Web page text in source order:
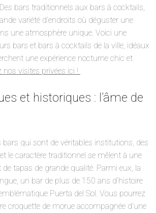
bars traditionnels aux bars à cocktails,
variété d’endroits où déguster une
une atmosphère unique. Voici une
bars et bars à cocktails de la ville, idéaux
une expérience nocturne chic et
nos visites privées ici !
et historiques : l’âme de
qui sont de véritables institutions, des
le caractère traditionnel se mêlent à une
tapas de grande qualité. Parmi eux, la
un bar de plus de 150 ans d’histoire
Puerta del Sol. Vous pourrez
croquette de morue accompagnée d’une